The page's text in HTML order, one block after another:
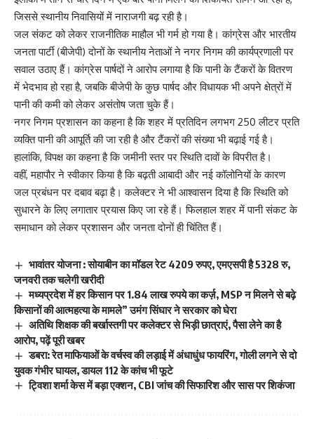
जिससे स्थानीय निवासियों में नाराजगी बढ़ रही है।
जल संकट को लेकर राजनीतिक माहौल भी गर्म हो गया है। कांग्रेस और भारतीय
जनता पार्टी (बीजेपी) दोनों के स्थानीय नेताओं ने नगर निगम की कार्यप्रणाली पर
सवाल उठाए हैं। कांग्रेस पार्षदों ने आरोप लगाया है कि पानी के टैंकरों के वितरण
में भेदभाव हो रहा है, जबकि बीजेपी के कुछ पार्षद और विधायक भी अपने क्षेत्रों में
पानी की कमी को लेकर असंतोष जता चुके हैं।
नगर निगम प्रशासन का कहना है कि शहर में प्रतिदिन लगभग 250 लीटर प्रति
व्यक्ति पानी की आपूर्ति की जा रही है और टैंकरों की संख्या भी बढ़ाई गई है।
हालांकि, विपक्ष का कहना है कि जमीनी स्तर पर स्थिति दावों के विपरीत है।
वहीं, महापौर ने स्वीकार किया है कि बढ़ती आबादी और नई कॉलोनियों के कारण
जल प्रबंधन पर दबाव बढ़ा है। कलेक्टर ने भी आश्वासन दिया है कि स्थिति को
सुधारने के लिए लगातार प्रयास किए जा रहे हैं। फिलहाल शहर में पानी संकट के
समाधान को लेकर प्रशासन और जनता दोनों ही चिंतित हैं।
भावांतर योजना : सोयाबीन का मॉडल रेट 4209 रुपए, एमएसपी है 5328 रु,
जनवरी तक चलेगी खरीदी
मध्यप्रदेश में हर किसान पर 1.84 लाख रुपये का कर्ज़, MSP न मिलने से बढ़े
किसानों की आत्महत्या के मामले” उमंग सिंघार ने सरकार को घेरा
अतिथि शिक्षक की बर्खास्तगी पर कलेक्टर से भिड़ी छात्राएं, पैसा लेने का है
आरोप, पढ़ें पूरी खबर
डबरा: रेत माफियाओं के वर्चस्व की लड़ाई में अंधाधुंध फायरिंग, गोली लगने से दो
युवक गंभीर घायल, डायल 112 के कांच भी फूटे
ट्विशा शर्मा केस में बड़ा एक्शन, CBI जांच की सिफारिश और सास पर शिकंजा